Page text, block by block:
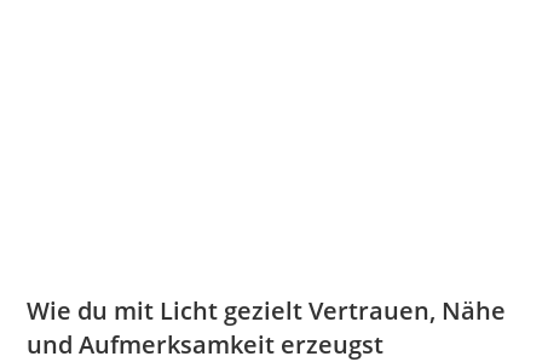
Wie du mit Licht gezielt Vertrauen, Nähe
und Aufmerksamkeit erzeugst